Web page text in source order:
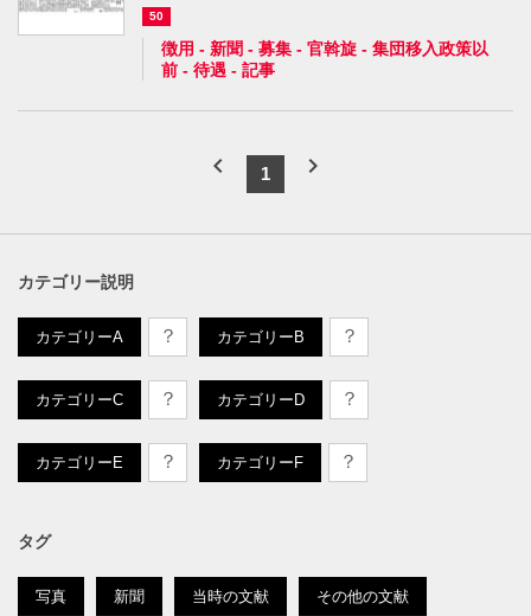
カテゴリー説明
カテゴリーA ？ カテゴリーB ？
カテゴリーC ？ カテゴリーD ？
カテゴリーE ？ カテゴリーF ？
タグ
写真 新聞 当時の文献 その他の文献
50
徴用 - 新聞 - 募集 - 官斡旋 - 集団移入政策以
前 - 待遇 - 記事
chevron_left 1 chevron_right